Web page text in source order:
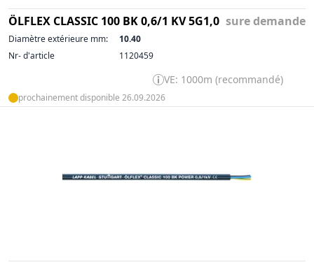
ÖLFLEX CLASSIC 100 BK 0,6/1 KV 5G1,0 sure demande
Diamètre extérieure mm:
10.40
Nr- d'article
1120459
VE: 1000m (recommandé)
prochainement disponible 26.09.2026